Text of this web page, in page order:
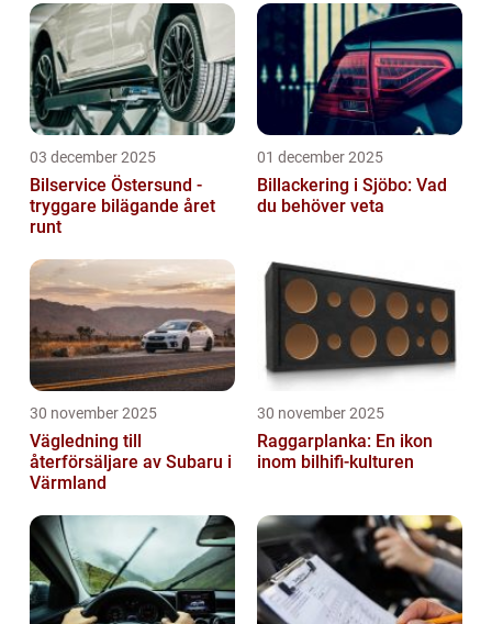
03 december 2025
Bilservice Östersund -
tryggare bilägande året
runt
01 december 2025
Billackering i Sjöbo: Vad
du behöver veta
30 november 2025
Vägledning till
återförsäljare av Subaru i
Värmland
30 november 2025
Raggarplanka: En ikon
inom bilhifi-kulturen